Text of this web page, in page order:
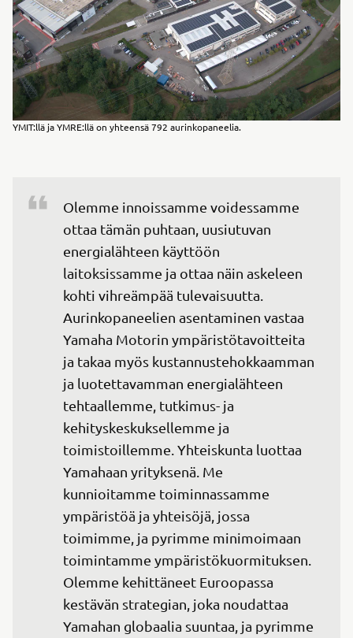
YMIT:llä ja YMRE:llä on yhteensä 792 aurinkopaneelia.
Olemme innoissamme voidessamme
ottaa tämän puhtaan, uusiutuvan
energialähteen käyttöön
laitoksissamme ja ottaa näin askeleen
kohti vihreämpää tulevaisuutta.
Aurinkopaneelien asentaminen vastaa
Yamaha Motorin ympäristötavoitteita
ja takaa myös kustannustehokkaamman
ja luotettavamman energialähteen
tehtaallemme, tutkimus- ja
kehityskeskuksellemme ja
toimistoillemme. Yhteiskunta luottaa
Yamahaan yrityksenä. Me
kunnioitamme toiminnassamme
ympäristöä ja yhteisöjä, jossa
toimimme, ja pyrimme minimoimaan
toimintamme ympäristökuormituksen.
Olemme kehittäneet Euroopassa
kestävän strategian, joka noudattaa
Yamahan globaalia suuntaa, ja pyrimme